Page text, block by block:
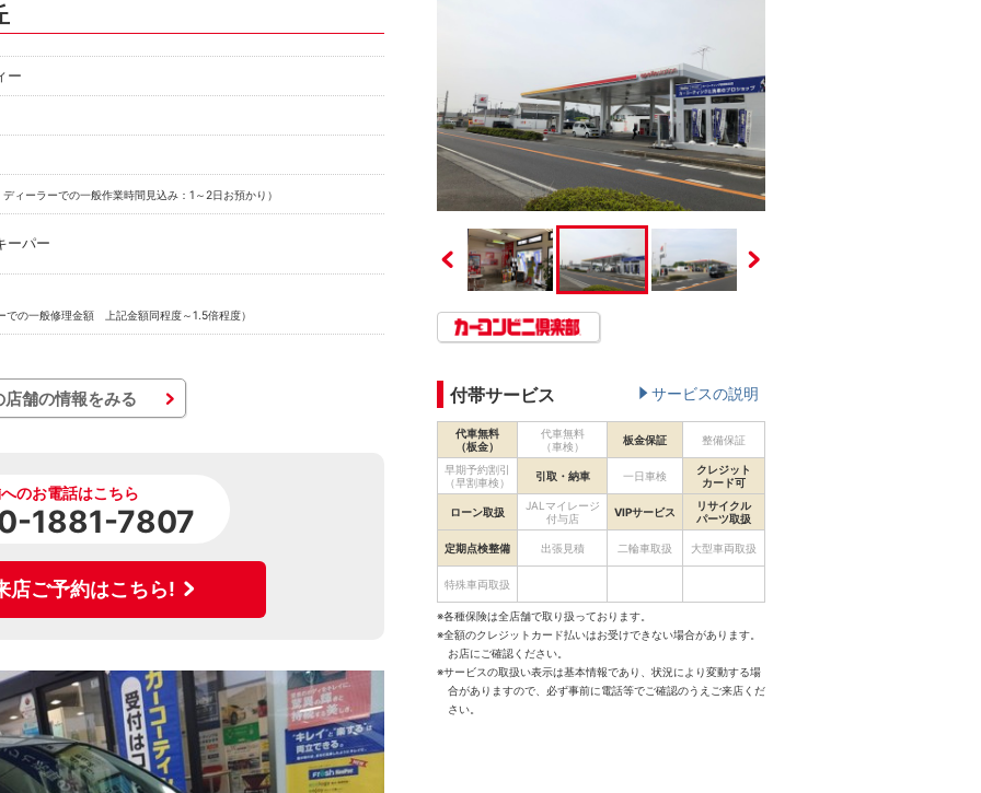
ー
ィーラーでの一般作業時間見込み：1～2日お預かり）
ーパー
での一般修理金額 上記金額同程度～1.5倍程度）
店舗の情報をみる
のお電話はこちら
1881-7807
店ご予約はこちら!
付帯サービス サービスの説明
代車無料
（板金）
代車無料
（車検）
板金保証 整備保証
早期予約割引
（早割車検）
引取・納車 一日車検
クレジット
カード可
ローン取扱
JALマイレージ
付与店
VIPサービス
リサイクル
パーツ取扱
定期点検整備 出張見積 二輪車取扱 大型車両取扱
特殊車両取扱
※各種保険は全店舗で取り扱っております。
※全額のクレジットカード払いはお受けできない場合があります。
お店にご確認ください。
※サービスの取扱い表示は基本情報であり、状況により変動する場
合がありますので、必ず事前に電話等でご確認のうえご来店くだ
さい。